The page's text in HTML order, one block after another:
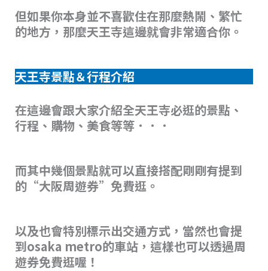
但如果你本身並不喜歡住在那麼熱鬧、繁忙
的地方，那麼天王寺這邊就會非常適合你。
天王寺景點＆行程介紹
在這邊會跟大家介紹全天王寺必逛的景點、
行程、購物、美食等等．．．
而其中幾個景點就可以直接搭配剛剛有提到
的“大阪周遊券”免費逛。
以及也會特別標示出交通方式，當然也會提
到osaka metro的車站，這樣也可以透過周
遊券免費逛喔！